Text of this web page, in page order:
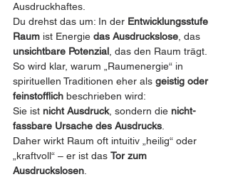
Ausdruckhaftes.
Du drehst das um: In der Entwicklungsstufe
Raum ist Energie das Ausdruckslose , das
unsichtbare Potenzial , das den Raum trägt.
So wird klar, warum „Raumenergie“ in
spirituellen Traditionen eher als geistig oder
feinstofflich beschrieben wird:
Sie ist nicht Ausdruck, sondern die nicht-
fassbare Ursache des Ausdrucks
Daher wirkt Raum oft intuitiv „heilig“ oder
„kraftvoll“ – er ist das Tor zum
Ausdruckslosen